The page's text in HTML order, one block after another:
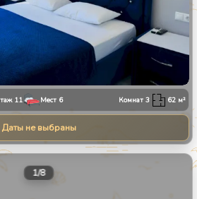
11 Мест 6 Комнат3 62 м²
Даты не выбраны
1/8